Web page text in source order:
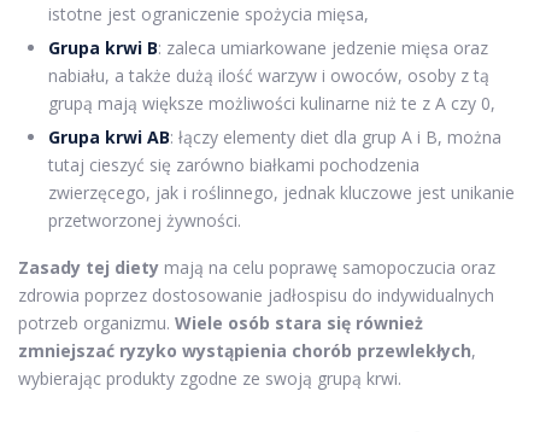
istotne jest ograniczenie spożycia mięsa,
Grupa krwi B: zaleca umiarkowane jedzenie mięsa oraz
nabiału, a także dużą ilość warzyw i owoców, osoby z tą
grupą mają większe możliwości kulinarne niż te z A czy 0,
Grupa krwi AB: łączy elementy diet dla grup A i B, można
tutaj cieszyć się zarówno białkami pochodzenia
zwierzęcego, jak i roślinnego, jednak kluczowe jest unikanie
przetworzonej żywności.
Zasady tej diety mają na celu poprawę samopoczucia oraz
zdrowia poprzez dostosowanie jadłospisu do indywidualnych
potrzeb organizmu. Wiele osób stara się również
zmniejszać ryzyko wystąpienia chorób przewlekłych,
wybierając produkty zgodne ze swoją grupą krwi.